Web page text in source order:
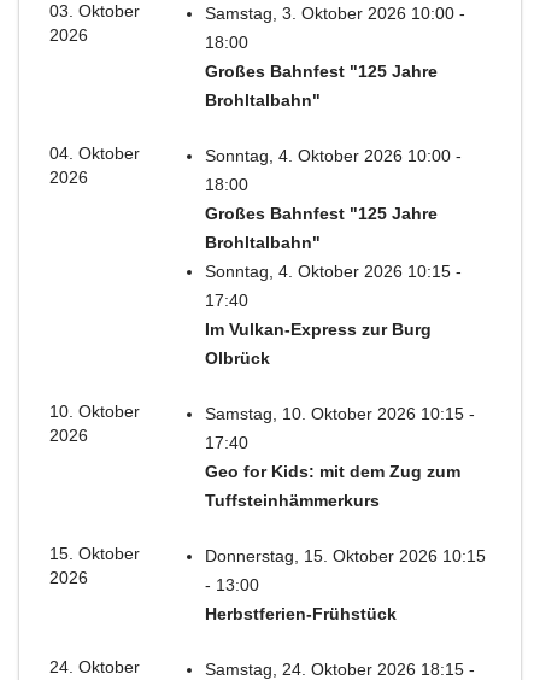
03. Oktober
2026
Samstag, 3. Oktober 2026 10:00 -
18:00
Großes Bahnfest "125 Jahre
Brohltalbahn"
04. Oktober
2026
Sonntag, 4. Oktober 2026 10:00 -
18:00
Großes Bahnfest "125 Jahre
Brohltalbahn"
Sonntag, 4. Oktober 2026 10:15 -
17:40
Im Vulkan-Express zur Burg
Olbrück
10. Oktober
2026
Samstag, 10. Oktober 2026 10:15 -
17:40
Geo for Kids: mit dem Zug zum
Tuffsteinhämmerkurs
15. Oktober
2026
Donnerstag, 15. Oktober 2026 10:15
- 13:00
Herbstferien-Frühstück
24. Oktober
Samstag, 24. Oktober 2026 18:15 -